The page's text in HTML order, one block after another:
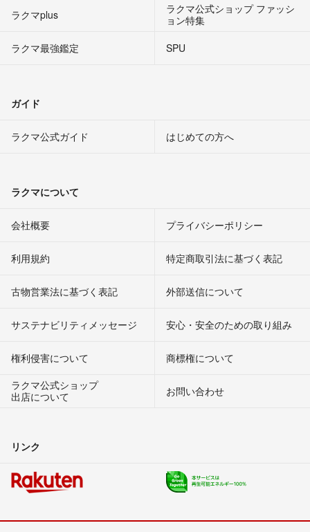
ラクマplus
ラクマ公式ショップ ファッシ
ョン特集
ラクマ最強鑑定
SPU
ガイド
ラクマ公式ガイド はじめての方へ
ラクマについて
会社概要 プライバシーポリシー
利用規約 特定商取引法に基づく表記
古物営業法に基づく表記 外部送信について
サステナビリティメッセージ 安心・安全のための取り組み
権利侵害について
商標権について
ラクマ公式ショップ
出店について
お問い合わせ
リンク